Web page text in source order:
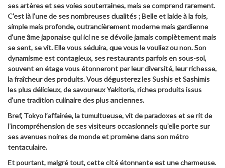
ses artères et ses voies souterraines, mais se comprend rarement.
C’est là l’une de ses nombreuses dualités ; Belle et laide à la fois,
simple mais profonde, outrancièrement moderne mais gardienne
d’une âme japonaise qui ici ne se dévoile jamais complètement mais
se sent, se vit. Elle vous séduira, que vous le vouliez ou non. Son
dynamisme est contagieux, ses restaurants parfois en sous-sol,
souvent en étage vous étonneront par leur diversité, leur richesse,
la fraîcheur des produits. Vous dégusterez les Sushis et Sashimis
les plus délicieux, de savoureux Yakitoris, riches produits issus
d’une tradition culinaire des plus anciennes.
Bref, Tokyo l’affairée, la tumultueuse, vit de paradoxes et se rit de
l’incompréhension de ses visiteurs occasionnels qu’elle porte sur
ses avenues noires de monde et promène dans son métro
tentaculaire.
Et pourtant, malgré tout, cette cité étonnante est une charmeuse.